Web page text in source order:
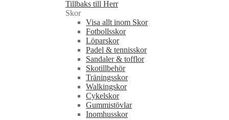
Tillbaks till Herr
Skor
Visa allt inom Skor
Fotbollsskor
Löparskor
Padel & tennisskor
Sandaler & tofflor
Skotillbehör
Träningsskor
Walkingskor
Cykelskor
Gummistövlar
Inomhusskor